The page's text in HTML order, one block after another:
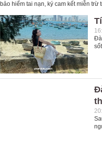
bảo hiểm tai nạn, ký cam kết miễn trừ
Đà